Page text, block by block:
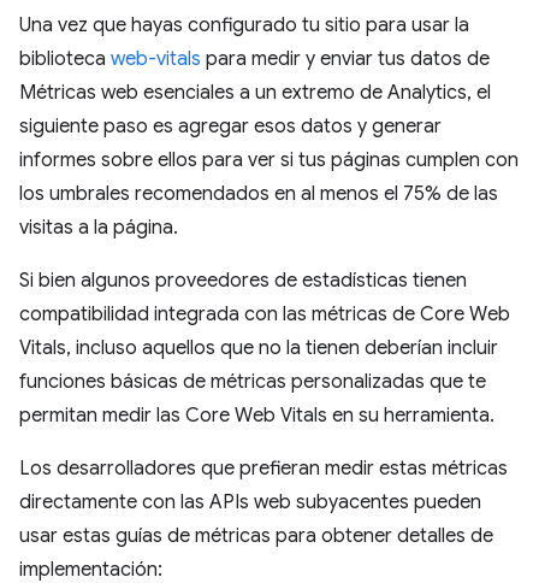
Una vez que hayas configurado tu sitio para usar la
biblioteca web-vitals para medir y enviar tus datos de
Métricas web esenciales a un extremo de Analytics, el
siguiente paso es agregar esos datos y generar
informes sobre ellos para ver si tus páginas cumplen con
los umbrales recomendados en al menos el 75% de las
visitas a la página.
Si bien algunos proveedores de estadísticas tienen
compatibilidad integrada con las métricas de Core Web
Vitals, incluso aquellos que no la tienen deberían incluir
funciones básicas de métricas personalizadas que te
permitan medir las Core Web Vitals en su herramienta.
Los desarrolladores que prefieran medir estas métricas
directamente con las APIs web subyacentes pueden
usar estas guías de métricas para obtener detalles de
implementación: